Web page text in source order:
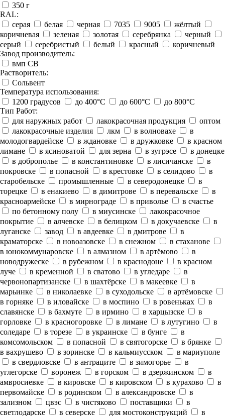
350 г
RAL:
серая
белая черная 7035 9005
жёлтый
коричневая
зеленая золотая серебрянка
черный
серый
серебристый белый красный
коричневый
Завод производитель:
вмп СВ
Растворитель:
Сольвент
Температура использования:
1200 градусов
до 400°C до 600°C
до 800°C
Тип Работ:
для наружных работ
лакокрасочная продукция
оптом
лакокрасочные изделия
лкм в волновахе
в
молодогвардейске
в ждановке в дружковке
в красном
лимане
в ясиноватой для зерна в зугрэсе
в донецке
в доброполье
в константиновке в лисичанске
в
покровске
в попасной в крестовке в селидово
в
старобельске
промышленные в северодонецке
в
торецке
в енакиево в димитрове в перевальске
в
красноармейске
в мирнограде в приволье
в счастье
по бетонному полу
в миусинске
лакокрасочное
покрытие
в алчевске в белицком в докучаевске
в
луганске
завод в авдеевке в дмитрове
в
краматорске
в новоазовске в снежном
в стаханове
в юнокоммунаровске
в алмазном в артёмово
в
новодружеске
в рубежном в краснодоне
в красном
луче
в кременной в сватово в угледаре
в
червонопартизанске
в шахтёрске в макеевке
в
марьинке
в николаевке в суходольске
в артёмовске
в горняке
в иловайске в моспино в ровеньках
в
славянске
в бахмуте в ирмино в харцызске
в
горловке
в красногоровке в лимане в лутугино
в
соледаре
в торезе в украинске в бунге
в
комсомольском
в попасной в святогорске
в брянке
в вахрушево
в зоринске в кальмиусском
в мариуполе
в свердловске
в антраците в зимогорье
в
углегорске
воронеж в горском в дзержинском
в
амвросиевке
в кировске в кировском в курахово
в
первомайске
в родинском в александровске
в
зализном
цвэс в чистяково поставщики
в
светлодарске
в северске для мостоконструкций в